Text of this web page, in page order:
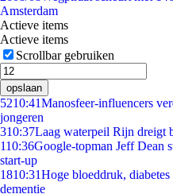
Amsterdam
Actieve items
Actieve items
Scrollbar gebruiken
opslaan
5210:41Manosfeer-influencers
jongeren
310:37Laag waterpeil Rijn dreigt
110:36Google-topman Jeff Dean
start-up
1810:31Hoge bloeddruk,
dementie